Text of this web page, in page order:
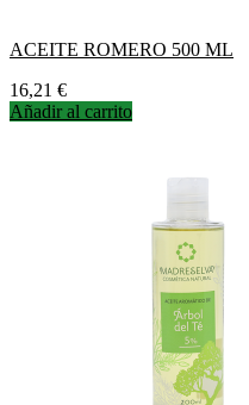
ACEITE ROMERO 500 ML
Precio
16,21 €
Añadir al carrito